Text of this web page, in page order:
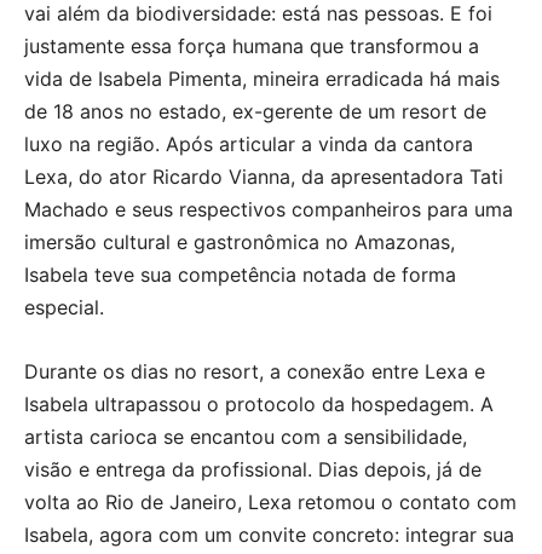
vai além da biodiversidade: está nas pessoas. E foi
justamente essa força humana que transformou a
vida de Isabela Pimenta, mineira erradicada há mais
de 18 anos no estado, ex-gerente de um resort de
luxo na região. Após articular a vinda da cantora
Lexa, do ator Ricardo Vianna, da apresentadora Tati
Machado e seus respectivos companheiros para uma
imersão cultural e gastronômica no Amazonas,
Isabela teve sua competência notada de forma
especial.
Durante os dias no resort, a conexão entre Lexa e
Isabela ultrapassou o protocolo da hospedagem. A
artista carioca se encantou com a sensibilidade,
visão e entrega da profissional. Dias depois, já de
volta ao Rio de Janeiro, Lexa retomou o contato com
Isabela, agora com um convite concreto: integrar sua